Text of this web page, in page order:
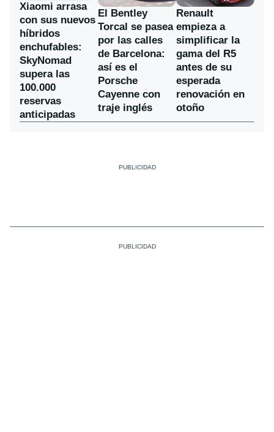
Xiaomi arrasa
con sus nuevos
híbridos
enchufables:
SkyNomad
supera las
100.000
reservas
anticipadas
El Bentley
Torcal se pasea
por las calles
de Barcelona:
así es el
Porsche
Cayenne con
traje inglés
Renault
empieza a
simplificar la
gama del R5
antes de su
esperada
renovación en
otoño